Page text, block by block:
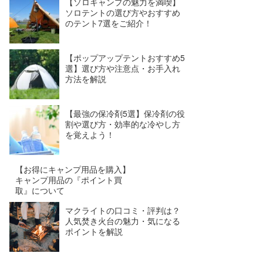
ソロテントの選び方やおすすめ
のテント7選をご紹介！
【ポップアップテントおすすめ5
選】選び方や注意点・お手入れ
方法を解説
【最強の保冷剤5選】保冷剤の役
割や選び方・効率的な冷やし方
を覚えよう！
【お得にキャンプ用品を購入】
キャンプ用品の『ポイント買
取』について
マクライトの口コミ・評判は？
人気焚き火台の魅力・気になる
ポイントを解説